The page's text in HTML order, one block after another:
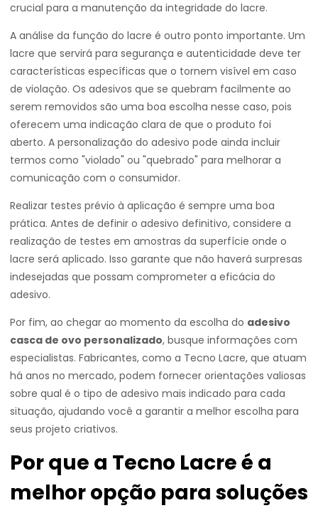
crucial para a manutenção da integridade do lacre.
A análise da função do lacre é outro ponto importante. Um
lacre que servirá para segurança e autenticidade deve ter
características específicas que o tornem visível em caso
de violação. Os adesivos que se quebram facilmente ao
serem removidos são uma boa escolha nesse caso, pois
oferecem uma indicação clara de que o produto foi
aberto. A personalização do adesivo pode ainda incluir
termos como "violado" ou "quebrado" para melhorar a
comunicação com o consumidor.
Realizar testes prévio à aplicação é sempre uma boa
prática. Antes de definir o adesivo definitivo, considere a
realização de testes em amostras da superfície onde o
lacre será aplicado. Isso garante que não haverá surpresas
indesejadas que possam comprometer a eficácia do
adesivo.
Por fim, ao chegar ao momento da escolha do adesivo
casca de ovo personalizado, busque informações com
especialistas. Fabricantes, como a Tecno Lacre, que atuam
há anos no mercado, podem fornecer orientações valiosas
sobre qual é o tipo de adesivo mais indicado para cada
situação, ajudando você a garantir a melhor escolha para
seus projeto criativos.
Por que a Tecno Lacre é a
melhor opção para soluções